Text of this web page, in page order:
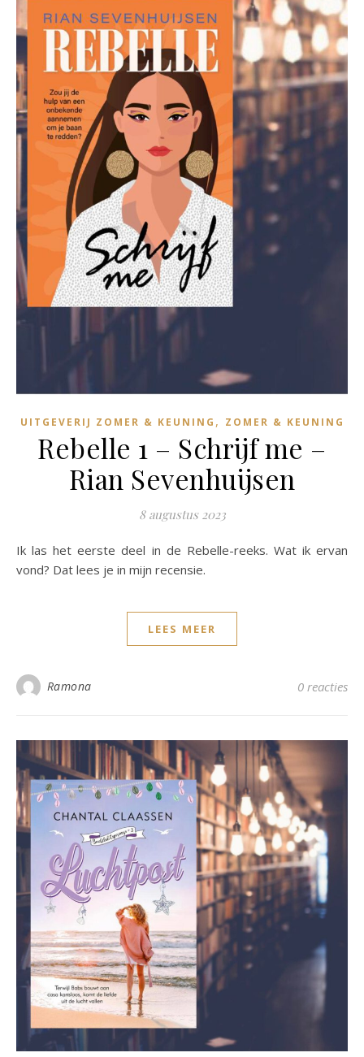
UITGEVERIJ ZOMER & KEUNING , ZOMER & KEUNING
Rebelle 1 – Schrijf me –
Rian Sevenhuijsen
8 augustus 2023
Ik las het eerste deel in de Rebelle-reeks. Wat ik ervan
vond? Dat lees je in mijn recensie.
LEES MEER
Ramona 0 reacties